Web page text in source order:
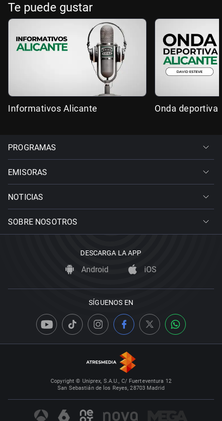
Te puede gustar
Informativos Alicante Onda deportiva
PROGRAMAS
EMISORAS
NOTICIAS
SOBRE NOSOTROS
DESCARGA LA APP
Android iOS
SÍGUENOS EN
Copyright © Uniprex, S.A.U., C/ Fuerteventura 12
San Sebastián de los Reyes, 28703 Madrid